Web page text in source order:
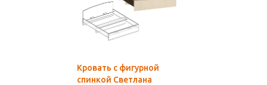
Кровать с фигурной
спинкой Светлана